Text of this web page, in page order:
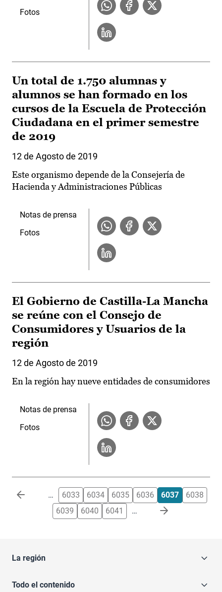
Fotos
Un total de 1.750 alumnas y
alumnos se han formado en los
cursos de la Escuela de Protección
Ciudadana en el primer semestre
de 2019
12 de Agosto de 2019
Este organismo depende de la Consejería de
Hacienda y Administraciones Públicas
Notas de prensa
Fotos
El Gobierno de Castilla-La Mancha
se reúne con el Consejo de
Consumidores y Usuarios de la
región
12 de Agosto de 2019
En la región hay nueve entidades de consumidores
Notas de prensa
Fotos
Paginación … 6033 6034 6035 6036 6037
6038
6039
6040 6041 …
La región
Todo el contenido